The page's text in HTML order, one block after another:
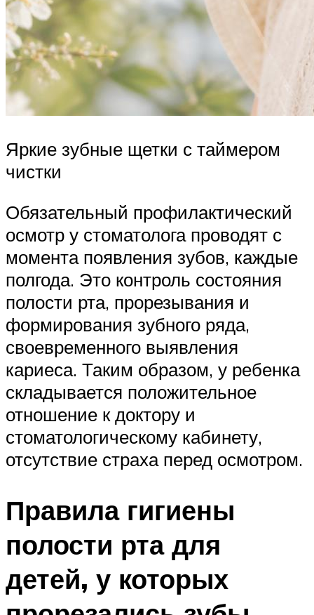
Яркие зубные щетки с таймером
чистки
Обязательный профилактический
осмотр у стоматолога проводят с
момента появления зубов, каждые
полгода. Это контроль состояния
полости рта, прорезывания и
формирования зубного ряда,
своевременного выявления
кариеса. Таким образом, у ребенка
складывается положительное
отношение к доктору и
стоматологическому кабинету,
отсутствие страха перед осмотром.
Правила гигиены
полости рта для
детей, у которых